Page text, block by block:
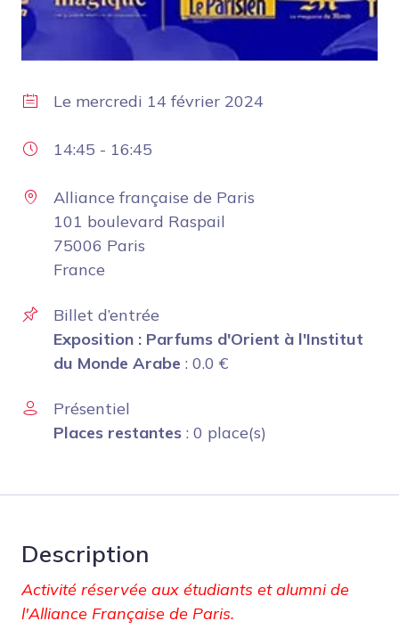
Le mercredi 14 février 2024
14:45 - 16:45
Alliance française de Paris
101 boulevard Raspail
75006 Paris
France
Billet d’entrée
Exposition : Parfums d'Orient à l'Institut
du Monde Arabe : 0.0 €
Présentiel
Places restantes : 0 place(s)
Description
Activité réservée aux étudiants et alumni de
l'Alliance Française de Paris.